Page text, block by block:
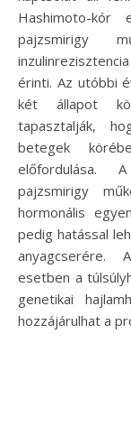
Hashimoto-
pajzsmirigy
érinti. Az utóbbi
két állapot
tapasztalják,
betegek
előfordulása.
pajzsmirigy
hormonális
pedig hatással
anyagcserére.
esetben a
genetikai
hozzájárulhat a